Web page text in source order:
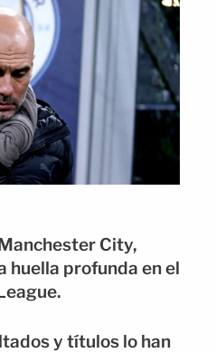
City,
huella profunda en el
y títulos lo han